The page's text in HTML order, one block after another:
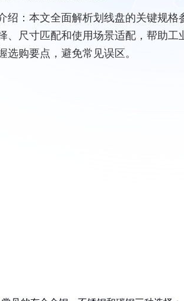
绍： 本文全面解析划线盘的关键规格
、尺寸匹配和使用场景适配，帮助工
选购要点，避免常见误区。